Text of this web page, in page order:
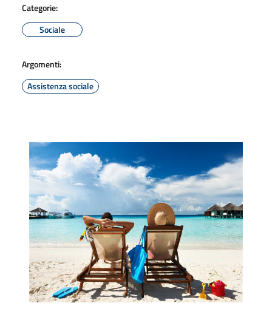
Categorie:
Sociale
Argomenti:
Assistenza sociale